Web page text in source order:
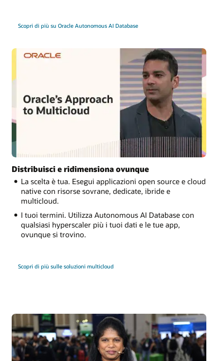
Scopri di più su Oracle Autonomous AI Database
Distribuisci e ridimensiona ovunque
La scelta è tua. Esegui applicazioni open source e cloud
native con risorse sovrane, dedicate, ibride e
multicloud.
I tuoi termini. Utilizza Autonomous AI Database con
qualsiasi hyperscaler più i tuoi dati e le tue app,
ovunque si trovino.
Scopri di più sulle soluzioni multicloud